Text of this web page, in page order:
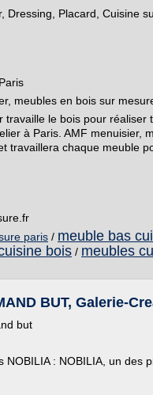
Dressing, Placard, Cuisine
meubles en bois sur
travaille le bois pour réaliser
à Paris. AMF menuisier,
travaillera chaque meuble
paris / meuble bas
bois / meubles
BUT, Galerie-
but
: NOBILIA, un des